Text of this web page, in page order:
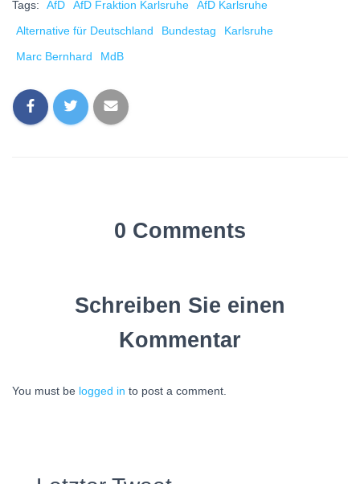
Tags: AfD AfD Fraktion Karlsruhe
AfD Karlsruhe
Alternative für Deutschland
Bundestag
Karlsruhe
Marc Bernhard
MdB
0 Comments
Schreiben Sie einen
Kommentar
You must be logged in to post a comment.